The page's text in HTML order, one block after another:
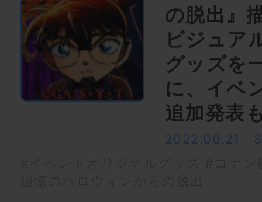
の脱出』
ビジュア
グッズを
に、イベ
追加発表
2022.06.21